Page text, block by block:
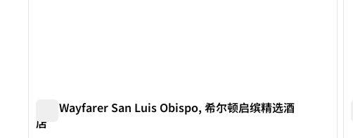
The Wayfarer San Luis Obispo, 希尔顿启缤精选酒
店